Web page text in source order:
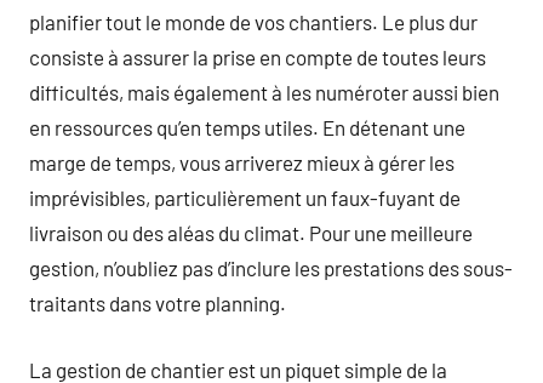
planifier tout le monde de vos chantiers. Le plus dur
consiste à assurer la prise en compte de toutes leurs
difficultés, mais également à les numéroter aussi bien
en ressources qu’en temps utiles. En détenant une
marge de temps, vous arriverez mieux à gérer les
imprévisibles, particulièrement un faux-fuyant de
livraison ou des aléas du climat. Pour une meilleure
gestion, n’oubliez pas d’inclure les prestations des sous-
traitants dans votre planning.
La gestion de chantier est un piquet simple de la